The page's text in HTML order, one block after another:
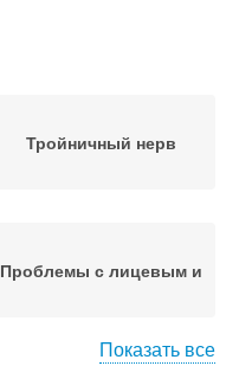
Тройничный нерв
Проблемы с лицевым и
Показать все